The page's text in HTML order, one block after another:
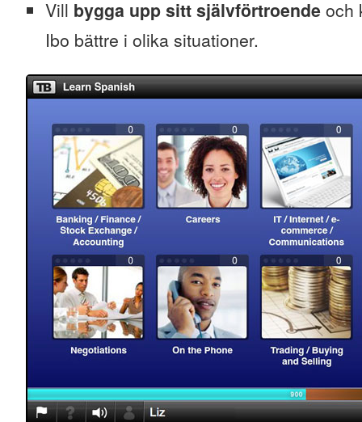
Vill bygga upp sitt självförtroende och
Ibo bättre i olika situationer.